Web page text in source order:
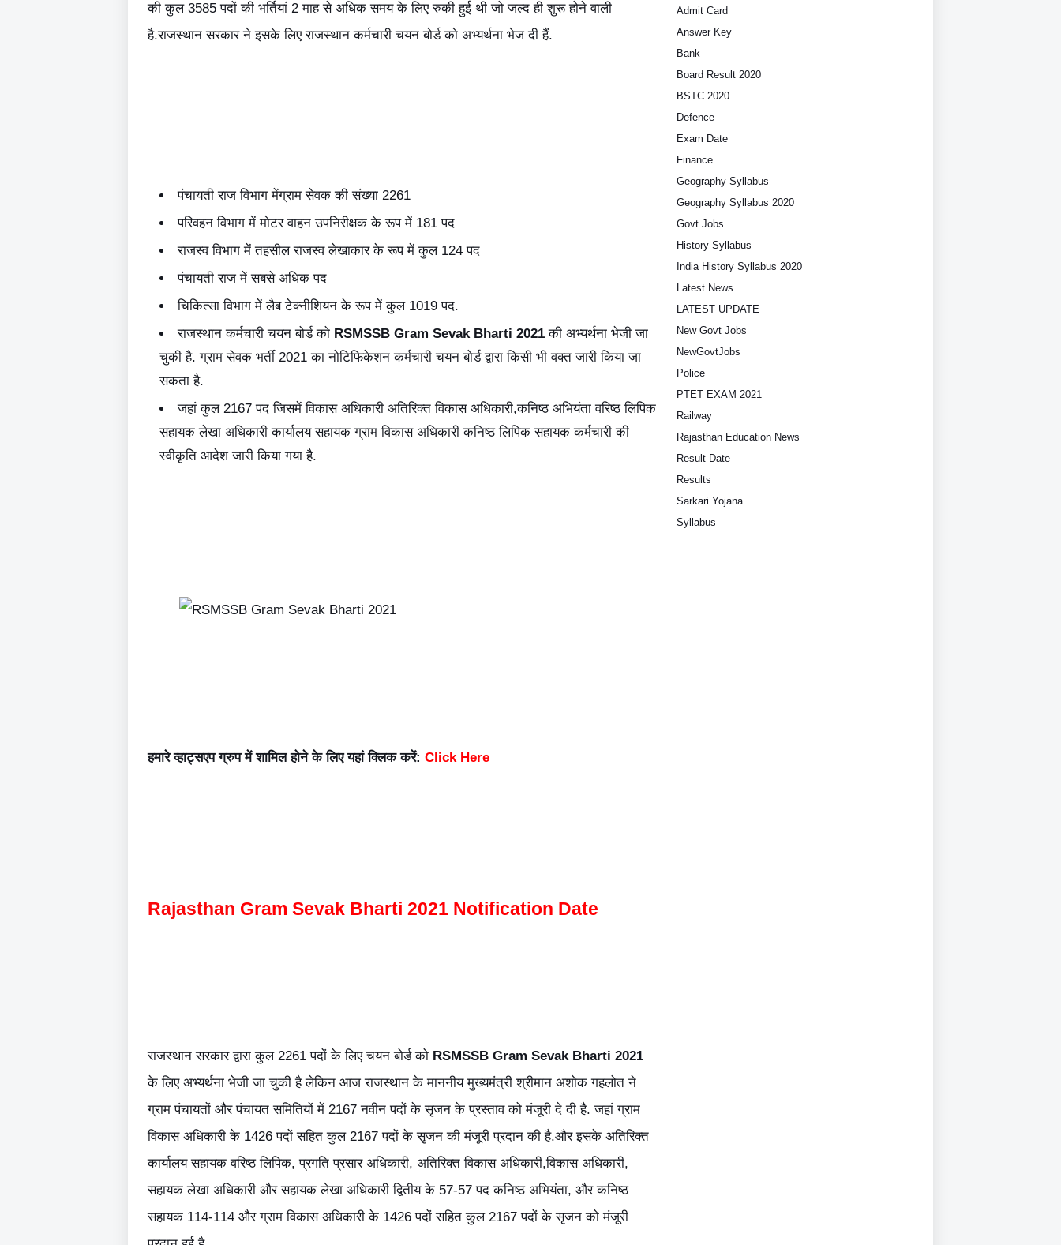
की कुल 3585 पदों की भर्तियां 2 माह से अधिक समय के लिए रुकी हुई थी जो जल्द ही शुरू होने वाली
है.राजस्थान सरकार ने इसके लिए राजस्थान कर्मचारी चयन बोर्ड को अभ्यर्थना भेज दी हैं.
पंचायती राज विभाग मेंग्राम सेवक की संख्या 2261
परिवहन विभाग में मोटर वाहन उपनिरीक्षक के रूप में 181 पद
राजस्व विभाग में तहसील राजस्व लेखाकार के रूप में कुल 124 पद
पंचायती राज में सबसे अधिक पद
चिकित्सा विभाग में लैब टेक्नीशियन के रूप में कुल 1019 पद.
राजस्थान कर्मचारी चयन बोर्ड को RSMSSB Gram Sevak Bharti 2021 की अभ्यर्थना भेजी जा
चुकी है. ग्राम सेवक भर्ती 2021 का नोटिफिकेशन कर्मचारी चयन बोर्ड द्वारा किसी भी वक्त जारी किया जा
सकता है.
जहां कुल 2167 पद जिसमें विकास अधिकारी अतिरिक्त विकास अधिकारी,कनिष्ठ अभियंता वरिष्ठ लिपिक
सहायक लेखा अधिकारी कार्यालय सहायक ग्राम विकास अधिकारी कनिष्ठ लिपिक सहायक कर्मचारी की
स्वीकृति आदेश जारी किया गया है.
हमारे व्हाट्सएप ग्रुप में शामिल होने के लिए यहां क्लिक करें: Click Here
Rajasthan Gram Sevak Bharti 2021 Notification Date
राजस्थान सरकार द्वारा कुल 2261 पदों के लिए चयन बोर्ड को RSMSSB Gram Sevak Bharti 2021
के लिए अभ्यर्थना भेजी जा चुकी है लेकिन आज राजस्थान के माननीय मुख्यमंत्री श्रीमान अशोक गहलोत ने
ग्राम पंचायतों और पंचायत समितियों में 2167 नवीन पदों के सृजन के प्रस्ताव को मंजूरी दे दी है. जहां ग्राम
विकास अधिकारी के 1426 पदों सहित कुल 2167 पदों के सृजन की मंजूरी प्रदान की है.और इसके अतिरिक्त
कार्यालय सहायक वरिष्ठ लिपिक, प्रगति प्रसार अधिकारी, अतिरिक्त विकास अधिकारी,विकास अधिकारी,
सहायक लेखा अधिकारी और सहायक लेखा अधिकारी द्वितीय के 57-57 पद कनिष्ठ अभियंता, और कनिष्ठ
सहायक 114-114 और ग्राम विकास अधिकारी के 1426 पदों सहित कुल 2167 पदों के सृजन को मंजूरी
Admit Card
Answer Key
Bank
Board Result 2020
BSTC 2020
Defence
Exam Date
Finance
Geography Syllabus
Geography Syllabus 2020
Govt Jobs
History Syllabus
India History Syllabus 2020
Latest News
LATEST UPDATE
New Govt Jobs
NewGovtJobs
Police
PTET EXAM 2021
Railway
Rajasthan Education News
Result Date
Results
Sarkari Yojana
Syllabus